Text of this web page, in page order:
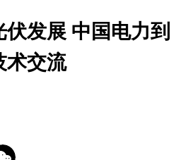
发展 中国电力到
术交流